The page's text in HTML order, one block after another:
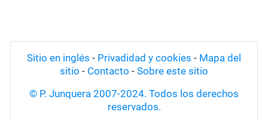
Sitio en inglés - Privadidad y cookies - Mapa del
sitio - Contacto - Sobre este sitio
© P. Junquera 2007-2024. Todos los derechos
reservados.